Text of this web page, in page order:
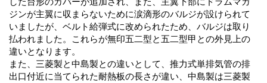
ジンが主翼に収まらないために涙滴形のバルジが設けられて
いましたが、ベルト給弾式に改められたため、バルジは取り
払われました。これらが無印五二型と五二型甲との外見上の
違いとなります。
また、三菱製と中島製との違いとして、推力式単排気管の排
出口付近に当てられた耐熱板の長さが違い、中島製は三菱製